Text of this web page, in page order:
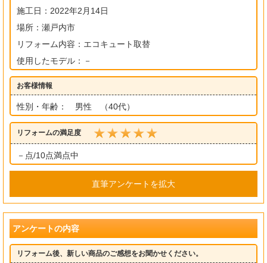
施工日：2022年2月14日
場所：瀬戸内市
リフォーム内容：エコキュート取替
使用したモデル：－
お客様情報
性別・年齢： 男性 （40代）
リフォームの満足度
－点/10点満点中
直筆アンケートを拡大
アンケートの内容
リフォーム後、新しい商品のご感想をお聞かせください。